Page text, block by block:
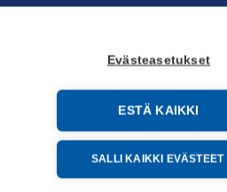
Evästeasetukset
ESTÄ KAIKKI
SALLI KAIKKI EVÄSTEET
85479000